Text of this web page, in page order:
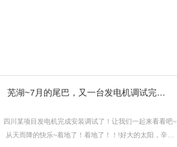
芜湖~7月的尾巴，又一台发电机调试完成！
四川某项目发电机完成安装调试了！让我们一起来看看吧~
从天而降的快乐~着地了！着地了！！!好大的太阳，辛苦